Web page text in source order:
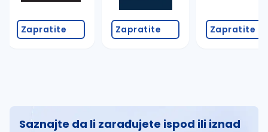
Zapratite Zapratite Zapratite
Saznajte da li zarađujete ispod ili iznad